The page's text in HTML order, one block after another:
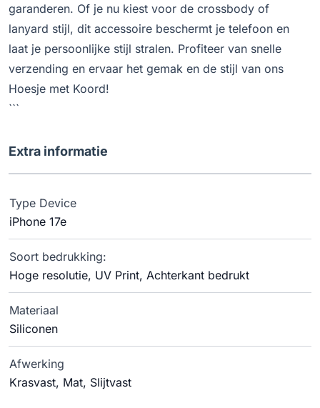
garanderen. Of je nu kiest voor de crossbody of
lanyard stijl, dit accessoire beschermt je telefoon en
laat je persoonlijke stijl stralen. Profiteer van snelle
verzending en ervaar het gemak en de stijl van ons
Hoesje met Koord!
```
Extra informatie
Type Device
iPhone 17e
Soort bedrukking:
Hoge resolutie, UV Print, Achterkant bedrukt
Materiaal
Siliconen
Afwerking
Krasvast, Mat, Slijtvast